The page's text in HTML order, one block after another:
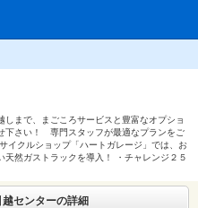
まで、まごころサービスと豊富なオプショ
下さい！ 専門スタッフが最適なプランをご
イクルショップ「ハートガレージ」では、お
然ガストラックを導入！ ・チャレンジ２５
センターの詳細